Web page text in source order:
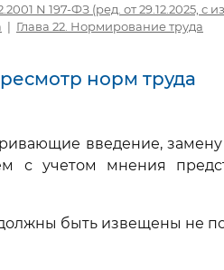
N 197-ФЗ (ред. от 29.12.2025, с
| Глава 22. Нормирование труда
норм труда
введение,
с учетом мнения
быть извещены не